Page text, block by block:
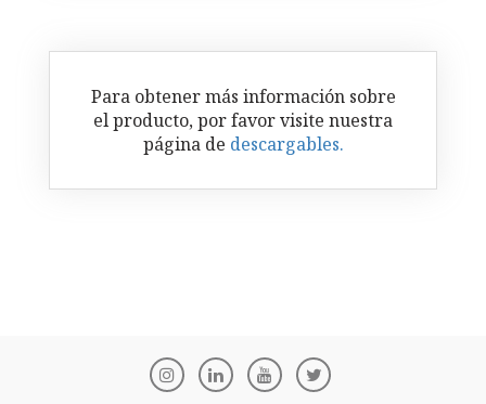
Para obtener más información sobre
el producto, por favor visite nuestra
página de descargables.